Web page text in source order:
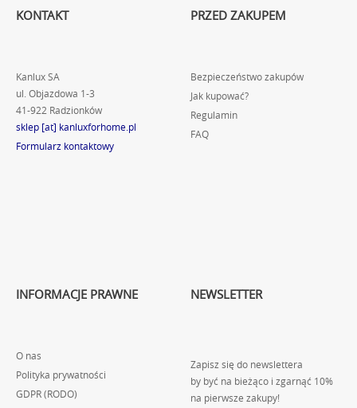
KONTAKT
Kanlux SA
ul. Objazdowa 1-3
41-922 Radzionków
sklep [at] kanluxforhome.pl
Formularz kontaktowy
PRZED ZAKUPEM
Bezpieczeństwo zakupów
Jak kupować?
Regulamin
FAQ
INFORMACJE PRAWNE
O nas
Polityka prywatności
GDPR (RODO)
NEWSLETTER
Zapisz się do newslettera
by być na bieżąco i zgarnąć 10%
na pierwsze zakupy!